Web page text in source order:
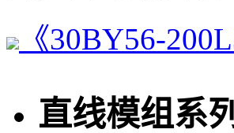
《30BY56-
直线模组系